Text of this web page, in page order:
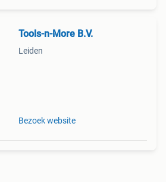
Tools-n-More B.V.
Leiden
Bezoek website